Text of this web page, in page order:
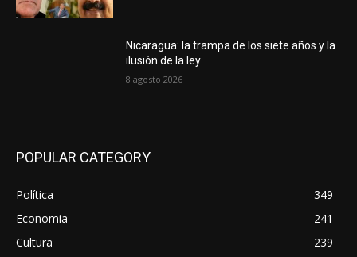
Nicaragua: la trampa de los siete años y la
ilusión de la ley
8 agosto 2026
POPULAR CATEGORY
Política
349
Economia
241
Cultura
239